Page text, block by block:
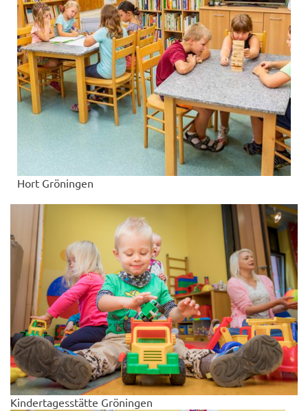
Hort Gröningen
Kindertagesstätte Gröningen